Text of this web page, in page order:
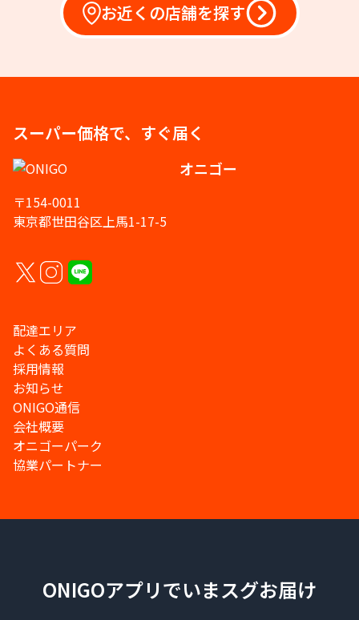
お近くの店舗を探す
スーパー価格で、すぐ届く
オニゴー
〒154-0011
東京都世田谷区上馬1-17-5
配達エリア
よくある質問
採用情報
お知らせ
ONIGO通信
会社概要
オニゴーパーク
協業パートナー
ONIGOアプリでいまスグお届け